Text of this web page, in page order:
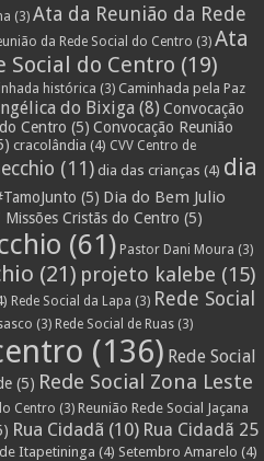
(3) Ata da Reunião da Rede
da Rede Social do Centro (3) Ata
Social do Centro (19)
histórica (3) Caminhada pela Paz
do Bixiga (8) Convocação
Centro (5) Convocação Reunião
cracolândia (4) CVV Centro de
(11) dia das crianças (4) dia
(5) Dia do Bem Julio
Missões Cristãs do Centro (5)
(61) Pastor Dani Moura (3)
(21) projeto kalebe (15)
Rede Social da Lapa (3) Rede Social
(3) Rede Social de Ruas (3)
(136) Rede Social
(5) Rede Social Zona Leste
Centro (3) Reunião Rede Social Jaçana
Rua Cidadã (10) Rua Cidadã 25
Itapetininga (4) Setembro Amarelo (4)